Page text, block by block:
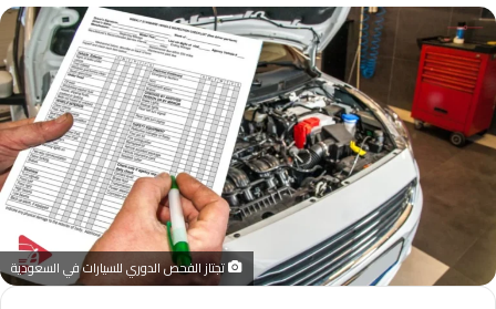
تجتاز الفحص الدوري للسيارات في السعودية